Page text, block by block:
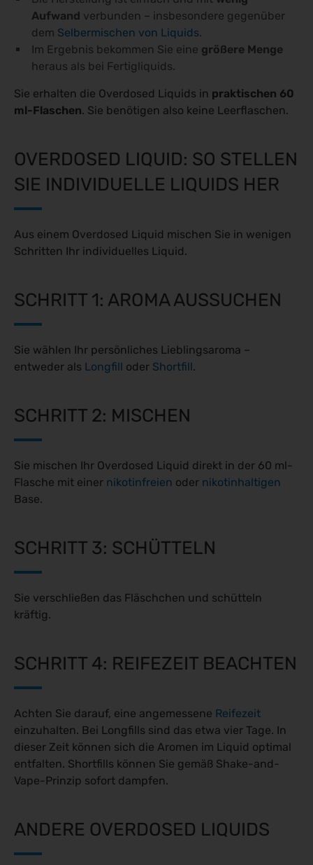
Aufwand verbunden – insbesondere gegenüber
dem Selbermischen von Liquids.
Im Ergebnis bekommen Sie eine größere Menge
heraus als bei Fertigliquids.
Sie erhalten die Overdosed Liquids in praktischen 60
ml-Flaschen. Sie benötigen also keine Leerflaschen.
OVERDOSED LIQUID: SO STELLEN
SIE INDIVIDUELLE LIQUIDS HER
Aus einem Overdosed Liquid mischen Sie in wenigen
Schritten Ihr individuelles Liquid.
SCHRITT 1: AROMA AUSSUCHEN
Sie wählen Ihr persönliches Lieblingsaroma –
entweder als Longfill oder Shortfill.
SCHRITT 2: MISCHEN
Sie mischen Ihr Overdosed Liquid direkt in der 60 ml-
Flasche mit einer nikotinfreien oder nikotinhaltigen
Base.
SCHRITT 3: SCHÜTTELN
Sie verschließen das Fläschchen und schütteln
kräftig.
SCHRITT 4: REIFEZEIT BEACHTEN
Achten Sie darauf, eine angemessene Reifezeit
einzuhalten. Bei Longfills sind das etwa vier Tage. In
dieser Zeit können sich die Aromen im Liquid optimal
entfalten. Shortfills können Sie gemäß Shake-and-
Vape-Prinzip sofort dampfen.
ANDERE OVERDOSED LIQUIDS